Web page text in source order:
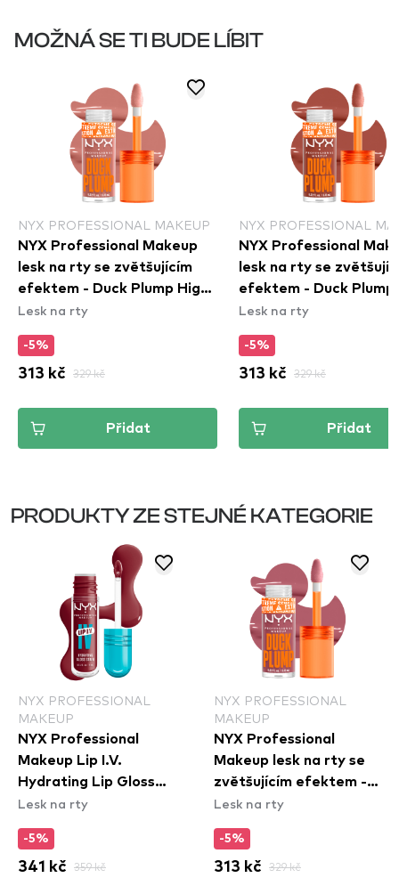
MOŽNÁ SE TI BUDE LÍBIT
NYX PROFESSIONAL MAKEUP
NYX Professional Makeup
lesk na rty se zvětšujícím
efektem - Duck Plump High
Pigment Lip Gloss - Banging
Lesk na rty
-5%
313 kč 329 kč
Přidat
NYX PROFESSIONAL
NYX Professional
lesk na rty se
efektem - Duck Plump
Pigment Lip Gloss -
Lesk na rty
-5%
313 kč 329 kč
Přidat
PRODUKTY ZE STEJNÉ KATEGORIE
NYX PROFESSIONAL
MAKEUP
NYX Professional
Makeup Lip I.V.
Hydrating Lip Gloss
Stain - 09 Blush Rush
Lesk na rty
-5%
341 kč 359 kč
NYX PROFESSIONAL
MAKEUP
NYX Professional
Makeup lesk na rty se
zvětšujícím efektem -
Duck Plump High
Lilac On Lock (DPLL10)
Lesk na rty
-5%
313 kč 329 kč